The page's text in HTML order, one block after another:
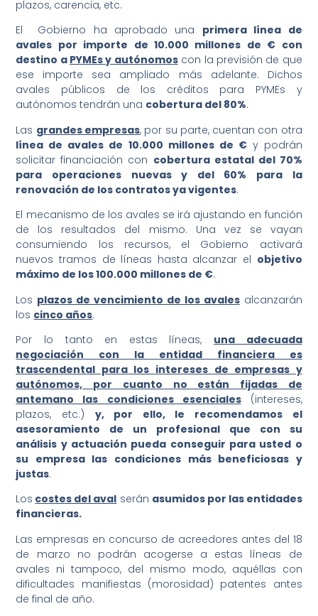
plazos, carencia, etc.
El Gobierno ha aprobado una primera línea de
avales por importe de 10.000 millones de € con
destino a PYMEs y autónomoscon la previsión de que
ese importe sea ampliado más adelante. Dichos
avales públicos de los créditos para PYMEs y
autónomos tendrán una cobertura del 80%.
Las grandes empresas, por su parte, cuentan con otra
línea de avales de 10.000 millones de €y podrán
solicitar financiación con cobertura estatal del 70%
para operaciones nuevas y del 60% para la
renovación de los contratos ya vigentes.
El mecanismo de los avales se irá ajustando en función
de los resultados del mismo. Una vez se vayan
consumiendo los recursos, el Gobierno activará
nuevos tramos de líneas hasta alcanzar el objetivo
máximo de los 100.000 millones de €.
Los plazos de vencimiento de los avalesalcanzarán
los cinco años.
Por lo tanto en estas líneas, una adecuada
negociación con la entidad financiera es
trascendental para los intereses de empresas y
autónomos, por cuanto no están fijadas de
antemano las condiciones esenciales(intereses,
plazos, etc.) y, por ello, le recomendamos el
asesoramiento de un profesional que con su
análisis y actuación pueda conseguir para usted o
su empresa las condiciones más beneficiosas y
justas.
Los costes del aval serán asumidos por las entidades
financieras.
Las empresas en concurso de acreedores antes del 18
de marzo no podrán acogerse a estas líneas de
avales ni tampoco, del mismo modo, aquéllas con
dificultades manifiestas (morosidad) patentes antes
de final de año.